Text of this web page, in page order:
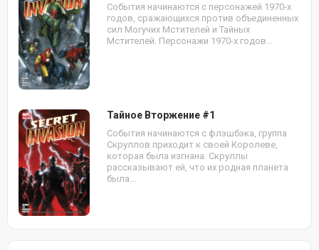
События начинаются с персонажей 1970-х
годов, сражающихся против объединенных
сил Могучих Мстителей и Тайных
Мстителей. Персонажи 1970-х годов...
Тайное Вторжение #1
События начинаются с флэшбэка, группа
Скруллов приходит к своей Королеве,
которая была изгнана. Скруллы
рассказывают ей, что их родная планета
была...